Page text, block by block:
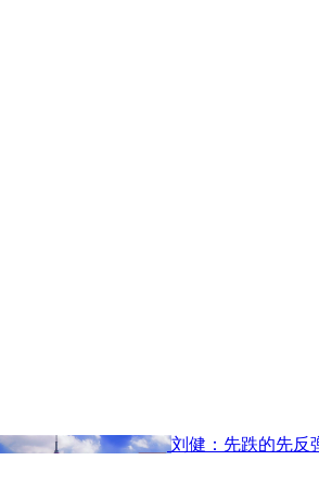
刘健：先跌的先反